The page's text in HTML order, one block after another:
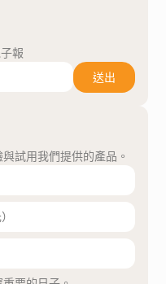
報
送出
試用我們提供的產品。